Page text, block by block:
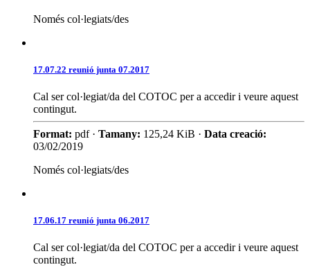
Només col·legiats/des
17.07.22 reunió junta 07.2017
Cal ser col·legiat/da del COTOC per a accedir i veure aquest
contingut.
Format: pdf · Tamany: 125,24 KiB · Data creació:
03/02/2019
Només col·legiats/des
17.06.17 reunió junta 06.2017
Cal ser col·legiat/da del COTOC per a accedir i veure aquest
contingut.